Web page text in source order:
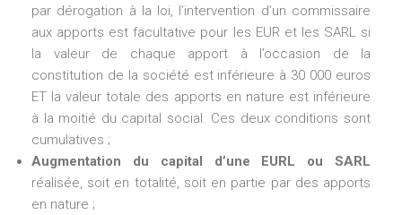
par dérogation à la loi, l’intervention d’un commissaire
aux apports est facultative pour les EUR et les SARL si
la valeur de chaque apport à l’occasion de la
constitution de la société est inférieure à 30 000 euros
ET la valeur totale des apports en nature est inférieure
à la moitié du capital social. Ces deux conditions sont
cumulatives ;
Augmentation du capital d’une EURL ou SARL
réalisée, soit en totalité, soit en partie par des apports
en nature ;